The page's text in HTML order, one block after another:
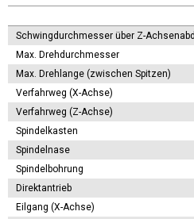
Schwingdurchmesser über Z-
Max. Drehdurchmesser
Max. Drehlange (zwischen Spitzen)
Verfahrweg (X-Achse)
Verfahrweg (Z-Achse)
Spindelkasten
Spindelnase
Spindelbohrung
Direktantrieb
Eilgang (X-Achse)